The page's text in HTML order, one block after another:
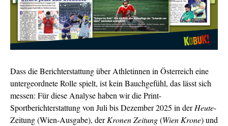
Dass die Berichterstattung über Athletinnen in Österreich eine
untergeordnete Rolle spielt, ist kein Bauchgefühl, das lässt sich
messen: Für diese Analyse haben wir die Print-
Sportberichterstattung von Juli bis Dezember 2025 in derHeute-
Zeitung (Wien-Ausgabe), derKronen Zeitung(Wien Krone) und